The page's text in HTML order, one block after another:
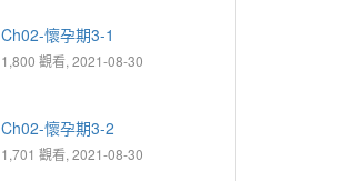
Ch02-懷孕期3-1
1,800 觀看, 2021-08-30
Ch02-懷孕期3-2
1,701 觀看, 2021-08-30